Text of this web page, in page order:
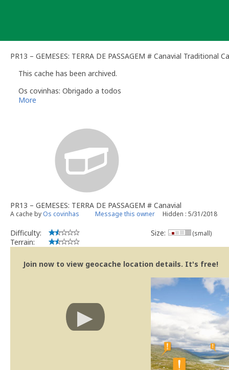
PR13 – GEMESES: TERRA DE PASSAGEM # Canavial Traditional
This cache has been archived.
Os covinhas: Obrigado a todos
More
PR13 – GEMESES: TERRA DE PASSAGEM # Canavial
A cache by Os covinhas Message this owner Hidden : 5/31/2018
Difficulty:
Terrain:
Size: (small)
Join now to view geocache location details. It's free!